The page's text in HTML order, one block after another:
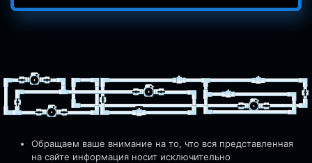
Обращаем ваше внимание на то, что вся представленная
на сайте информация носит исключительно